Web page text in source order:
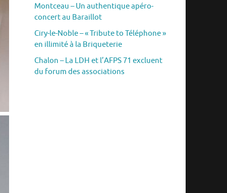
Montceau – Un authentique apéro-
concert au Baraillot
Ciry-le-Noble – « Tribute to Téléphone »
en illimité à la Briqueterie
Chalon – La LDH et l’AFPS 71 excluent
du forum des associations